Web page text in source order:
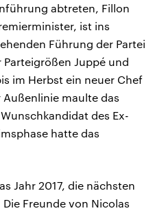
abtreten, Fillon
ist ins
Führung der Partei
Juppé und
im Herbst ein neuer Chef
maulte das
des Ex-
hatte das
Jahr 2017, die nächsten
Freunde von Nicolas